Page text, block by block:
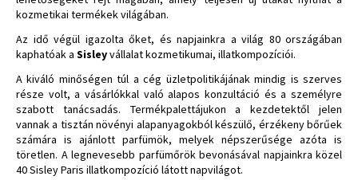
kozmetikai termékek világában.
Az idő végül igazolta őket, és napjainkra a világ 80 országában
kaphatóak a Sisleyvállalat kozmetikumai, illatkompozíciói.
A kiváló minőségen túl a cég üzletpolitikájának mindig is szerves
része volt, a vásárlókkal való alapos konzultáció és a személyre
szabott tanácsadás. Termékpalettájukon a kezdetektől jelen
vannak a tisztán növényi alapanyagokból készülő, érzékeny bőrűek
számára is ajánlott parfümök, melyek népszerűsége azóta is
töretlen. A legnevesebb parfümőrök bevonásával napjainkra közel
40 Sisley Paris illatkompozíció látott napvilágot.